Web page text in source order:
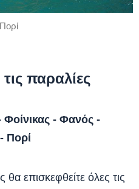
παραλίες
- Φανός -
Πορί
επισκεφθείτε όλες τις